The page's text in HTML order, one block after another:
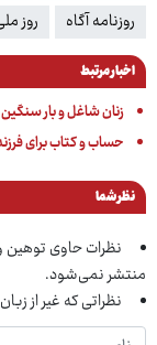
روزنامه آگاه
روز
اخبار مرتبط
زنان شاغل و بار
حساب و کتاب برای
نظر شما
نظرات حاوی
منتشر نمی‌شود.
نظراتی که غیر از